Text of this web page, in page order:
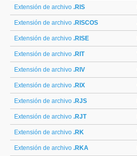
Extensión de archivo .RIS
Extensión de archivo .RISCOS
Extensión de archivo .RISE
Extensión de archivo .RIT
Extensión de archivo .RIV
Extensión de archivo .RIX
Extensión de archivo .RJS
Extensión de archivo .RJT
Extensión de archivo .RK
Extensión de archivo .RKA